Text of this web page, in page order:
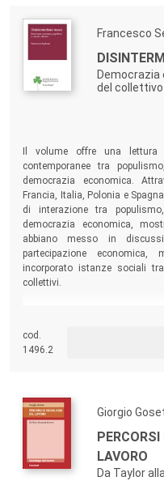
Francesco
Democrazia
del collettivo
Il volume offre una lettura
contemporanee tra
democrazia economica.
Francia, Italia, Polonia e
di interazione tra
democrazia economica,
abbiano messo in
partecipazione economica,
incorporato istanze sociali
collettivi.
cod.
1496.2
Giorgio
LAVORO
Da Taylor